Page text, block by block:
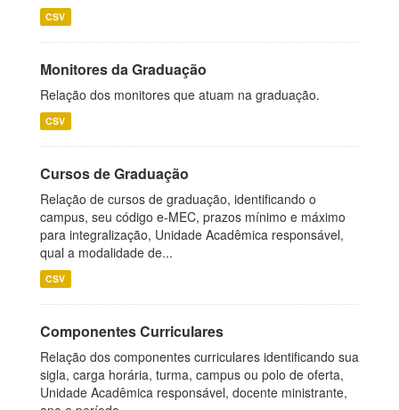
CSV
Monitores da Graduação
Relação dos monitores que atuam na graduação.
CSV
Cursos de Graduação
Relação de cursos de graduação, identificando o
campus, seu código e-MEC, prazos mínimo e máximo
para integralização, Unidade Acadêmica responsável,
qual a modalidade de...
CSV
Componentes Curriculares
Relação dos componentes curriculares identificando sua
sigla, carga horária, turma, campus ou polo de oferta,
Unidade Acadêmica responsável, docente ministrante,